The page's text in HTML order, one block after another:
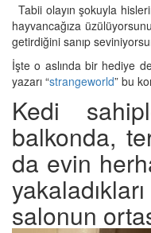
Tabii olayın şokuyla
hayvancağıza
getirdiğini sanıp
İşte o aslında bir hediye
yazarı “strangeworld” bu
Kedi
balkonda,
da evin
salonun